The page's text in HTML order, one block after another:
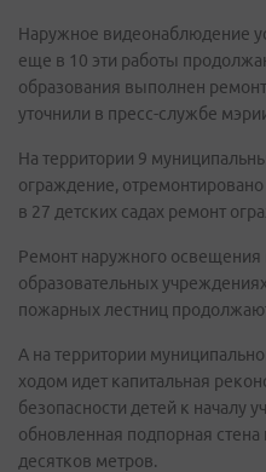
Наружное видеонаблюдение
еще в 10 эти работы
образования выполнен
уточнили в пресс-службе
На территории 9
ограждение,
в 27 детских садах ремонт
Ремонт наружного
образовательных
пожарных лестниц
А на территории
ходом идет капитальная
безопасности детей к началу
обновленная подпорная
десятков метров.